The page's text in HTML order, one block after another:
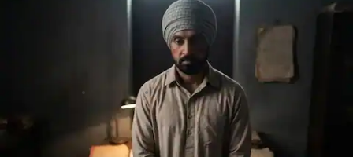
दिलजीत दोसांझ की 'सतलुज' पर
निर्माताओं का फैसला, गुरुद्वारों में
दिखाई जाएगी फिल्म
Jul 09, 2026 10:38 am